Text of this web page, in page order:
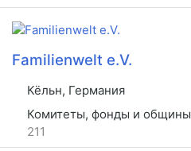
Familienwelt e.V.
Кёльн, Германия
Комитеты, фонды и общины
211